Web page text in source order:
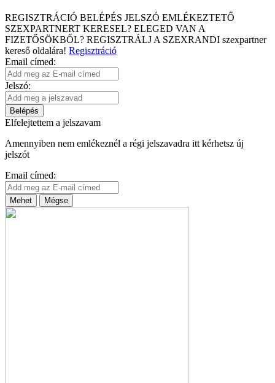
REGISZTRÁCIÓ BELÉPÉS JELSZÓ EMLÉKEZTETŐ
SZEXPARTNERT KERESEL? ELEGED VAN A
FIZETŐSÖKBŐL? REGISZTRÁLJ A SZEXRANDI szexpartner
kereső oldalára! Regisztráció
Email címed:
Jelszó:
Belépés
Elfelejtettem a jelszavam
Amennyiben nem emlékeznél a régi jelszavadra itt kérhetsz új
jelszót
Email címed:
Mehet Mégse